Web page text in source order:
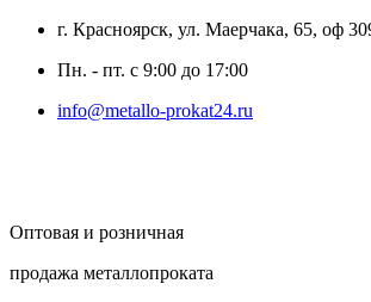
г. Красноярск, ул. Маерчака, 65, оф
Пн. - пт. с 9:00 до 17:00
info@metallo-prokat24.ru
Оптовая и розничная
продажа металлопроката